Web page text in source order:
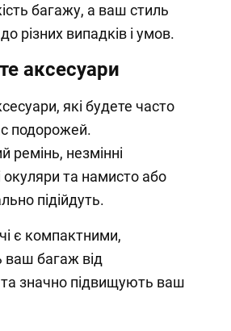
багажу, а ваш стиль
різних випадків і умов.
аксесуари
які будете часто
подорожей.
ремінь, незмінні
окуляри та намисто або
підійдуть.
є компактними,
багаж від
та значно підвищують ваш